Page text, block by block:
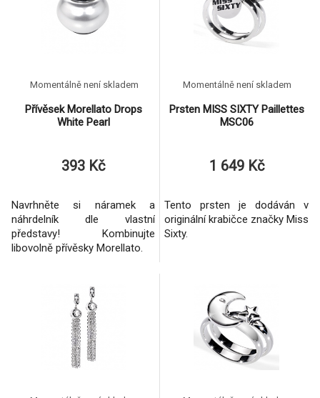
Přívěsek Morellato Drops
White Pearl
Momentálně není skladem
393 Kč
Navrhněte si náramek a
náhrdelník dle vlastní
představy! Kombinujte
libovolně přívěsky Morellato.
Prsten MISS SIXTY Paillettes
MSC06
Momentálně není skladem
1 649 Kč
Tento prsten je dodáván v
originální krabičce značky Miss
Sixty.